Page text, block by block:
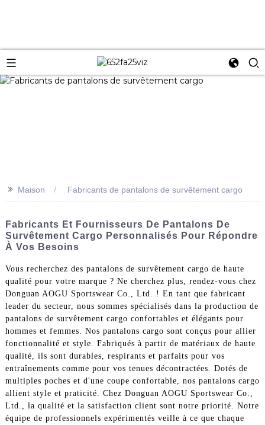
>> Maison Fabricants de pantalons de survêtement cargo
Fabricants Et Fournisseurs De Pantalons De
Survêtement Cargo Personnalisés Pour Répondre
À Vos Besoins
Vous recherchez des pantalons de survêtement cargo de haute
qualité pour votre marque ? Ne cherchez plus, rendez-vous chez
Donguan AOGU Sportswear Co., Ltd. ! En tant que fabricant
leader du secteur, nous sommes spécialisés dans la production de
pantalons de survêtement cargo confortables et élégants pour
hommes et femmes. Nos pantalons cargo sont conçus pour allier
fonctionnalité et style. Fabriqués à partir de matériaux de haute
qualité, ils sont durables, respirants et parfaits pour vos
entraînements comme pour vos tenues décontractées. Dotés de
multiples poches et d'une coupe confortable, nos pantalons cargo
allient style et praticité. Chez Donguan AOGU Sportswear Co.,
Ltd., la qualité et la satisfaction client sont notre priorité. Notre
équipe de professionnels expérimentés veille à ce que chaque